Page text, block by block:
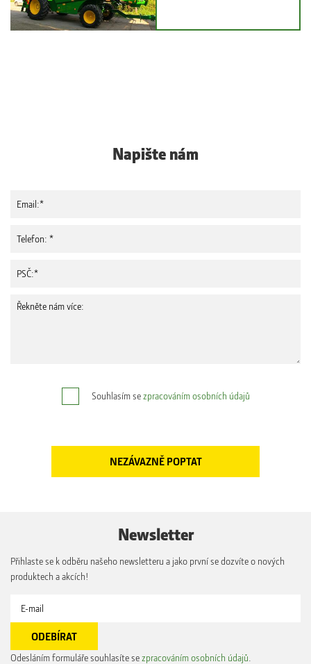
Napište nám
Souhlasím sezpracováním osobních údajů
Newsletter
Přihlaste se k odběru našeho newsletteru a jako první se dozvíte o nových
produktech a akcích!
Odesláním formuláře souhlasíte sezpracováním osobních údajů